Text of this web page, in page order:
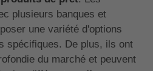
plusieurs banques et
une variété d'options
spécifiques. De plus, ils ont
du marché et peuvent